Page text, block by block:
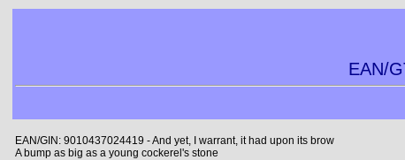
EAN/
EAN/GIN: 9010437024419 - And yet, I warrant, it had upon its brow
A bump as big as a young cockerel's stone